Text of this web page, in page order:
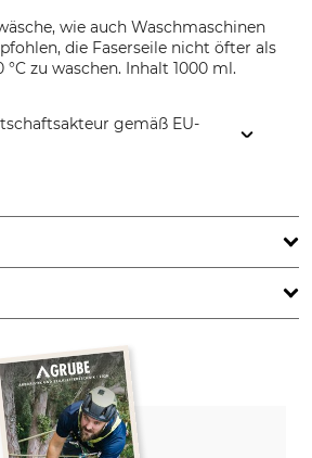
wie auch Waschmaschinen
die Faserseile nicht öfter als
zu waschen. Inhalt 1000 ml.
gemäß EU-
Waschmittel
Herstellung
Made in USA
sheet_Teufelberger-Scrubba_56-211_de_16102015.pdf
| Manual_56-211_intl.pdf